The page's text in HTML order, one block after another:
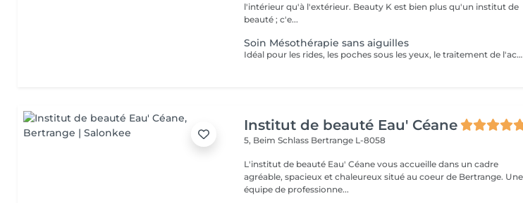
l'intérieur qu'à l'extérieur. Beauty K est bien plus qu'un institut de
beauté ; c'e...
Soin Mésothérapie sans aiguilles
Idéal pour les rides, les poches sous les yeux, le traitement de l'acné, le relâchement cutané et la cellulite. La mésothérapie permet de faire pénétrer les principes actifs dans la peau par système intercellulaire.
Institut de beauté Eau' Céane
5, Beim Schlass Bertrange L-8058
L'institut de beauté Eau' Céane vous accueille dans un cadre
agréable, spacieux et chaleureux situé au coeur de Bertrange. Une
équipe de professionne...